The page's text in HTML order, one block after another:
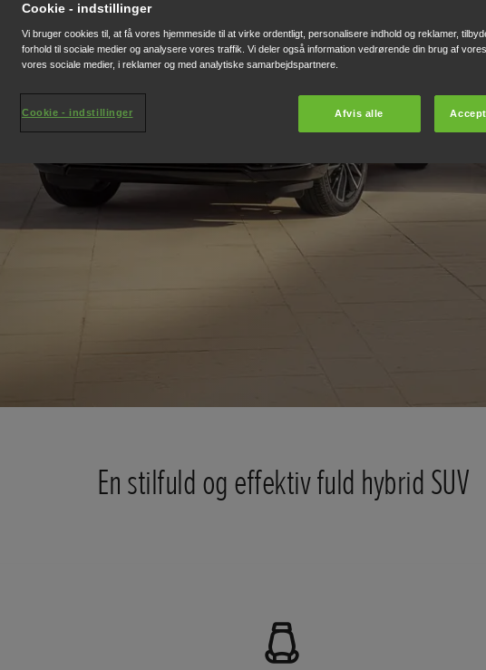
En stilfuld og effektiv fuld hybrid SUV
Cookie - indstillinger
Vi bruger cookies til, at få vores hjemmeside til at virke ordentligt, personalisere indhold og reklamer,
forhold til sociale medier og analysere vores traffik. Vi deler også information vedrørende din brug af
vores sociale medier, i reklamer og med analytiske samarbejdspartnere.
Afvis alle
Cookie - indstillinger